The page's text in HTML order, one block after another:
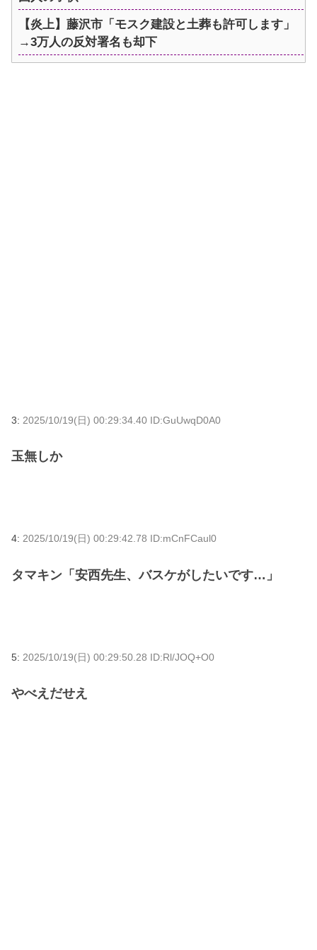
【炎上】藤沢市「モスク建設と土葬も許可します」
→3万人の反対署名も却下
3: 2025/10/19(日) 00:29:34.40 ID:GuUwqD0A0
玉無しか
4: 2025/10/19(日) 00:29:42.78 ID:mCnFCaul0
タマキン「安西先生、バスケがしたいです…」
5: 2025/10/19(日) 00:29:50.28 ID:Rl/JOQ+O0
やべえだせえ